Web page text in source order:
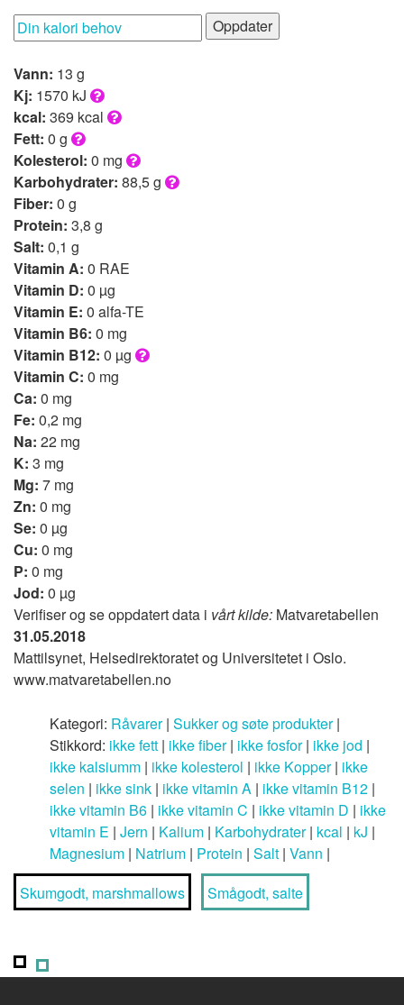
Oppdater
Vann: 13 g
Kj: 1570 kJ
kcal: 369 kcal
Fett: 0 g
Kolesterol: 0 mg
Karbohydrater: 88,5 g
Fiber: 0 g
Protein: 3,8 g
Salt: 0,1 g
Vitamin A: 0 RAE
Vitamin D: 0 µg
Vitamin E: 0 alfa-TE
Vitamin B6: 0 mg
Vitamin B12: 0 µg
Vitamin C: 0 mg
Ca: 0 mg
Fe: 0,2 mg
Na: 22 mg
K: 3 mg
Mg: 7 mg
Zn: 0 mg
Se: 0 µg
Cu: 0 mg
P: 0 mg
Jod: 0 µg
Verifiser og se oppdatert data i vårt kilde: Matvaretabellen
31.05.2018
Mattilsynet, Helsedirektoratet og Universitetet i Oslo.
www.matvaretabellen.no
Kategori: Råvarer| Sukker og søte produkter|
Stikkord: ikke fett | ikke fiber| ikke fosfor| ikke jod |
ikke kalsiumm | ikke kolesterol | ikke Kopper| ikke
selen | ikke sink | ikke vitamin A | ikke vitamin B12 |
ikke vitamin B6 | ikke vitamin C | ikke vitamin D | ikke
vitamin E | Jern | Kalium | Karbohydrater| kcal | kJ |
Magnesium | Natrium | Protein | Salt | Vann |
Skumgodt, marshmallows
Smågodt, salte